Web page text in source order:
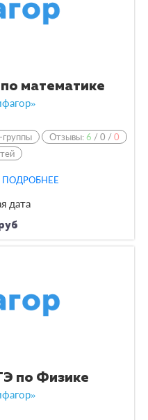
математике
Отзывы:6 /0 /0
ПОДРОБНЕЕ
дата
по Физике